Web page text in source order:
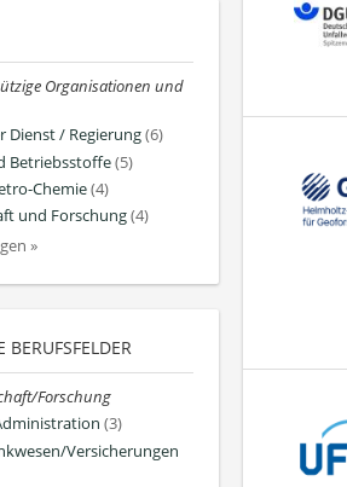
Organisationen und
Dienst / Regierung(6)
Betriebsstoffe(5)
Chemie(4)
und Forschung(4)
»
BERUFSFELDER
Forschung
(3)
Versicherungen